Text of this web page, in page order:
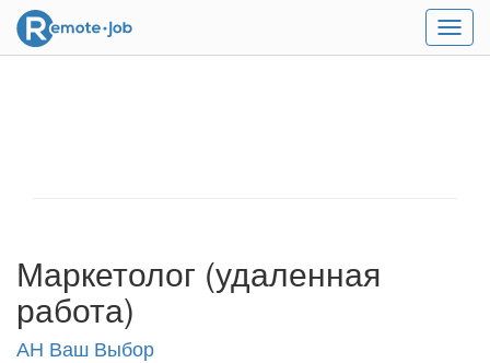
Меню
Маркетолог (удаленная
работа)
АН Ваш Выбор